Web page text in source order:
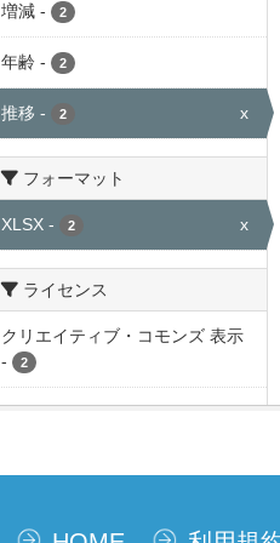
増減 - 2
年齢 - 2
推移 - 2 x
フォーマット
XLSX - 2 x
ライセンス
クリエイティブ・コモンズ 表示
-
2